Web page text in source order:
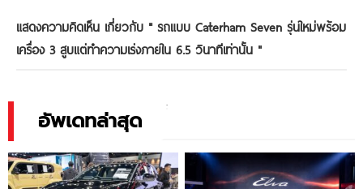
แสดงความคิดเห็น เกี่ยวกับ " รถแบบ Caterham Seven รุ่นใหม่พร้อม
เครื่อง 3 สูบแต่ทำความเร่งภายใน 6.5 วินาทีเท่านั้น "
อัพเดทล่าสุด